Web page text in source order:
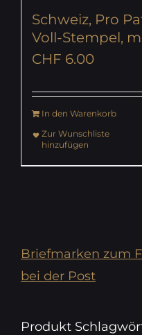
Schweiz, Pro
Voll-Stempel,
CHF 6.00
In den Warenkorb
Zur Wunschliste
hinzufügen
Briefmarken zum
bei der Post
Produkt